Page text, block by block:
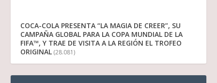
COCA-COLA PRESENTA “LA MAGIA DE CREER”, SU
CAMPAÑA GLOBAL PARA LA COPA MUNDIAL DE LA
FIFA™, Y TRAE DE VISITA A LA REGIÓN EL TROFEO
ORIGINAL (28.081)